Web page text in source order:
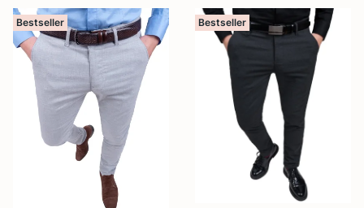
Bestseller Bestseller